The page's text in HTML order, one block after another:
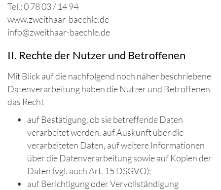
Tel.: 0 78 03 / 14 94
www.zweithaar-baechle.de
info@zweithaar-baechle.de
II. Rechte der Nutzer und Betroffenen
Mit Blick auf die nachfolgend noch näher beschriebene
Datenverarbeitung haben die Nutzer und Betroffenen
das Recht
auf Bestätigung, ob sie betreffende Daten
verarbeitet werden, auf Auskunft über die
verarbeiteten Daten, auf weitere Informationen
über die Datenverarbeitung sowie auf Kopien der
Daten (vgl. auch Art. 15 DSGVO);
auf Berichtigung oder Vervollständigung